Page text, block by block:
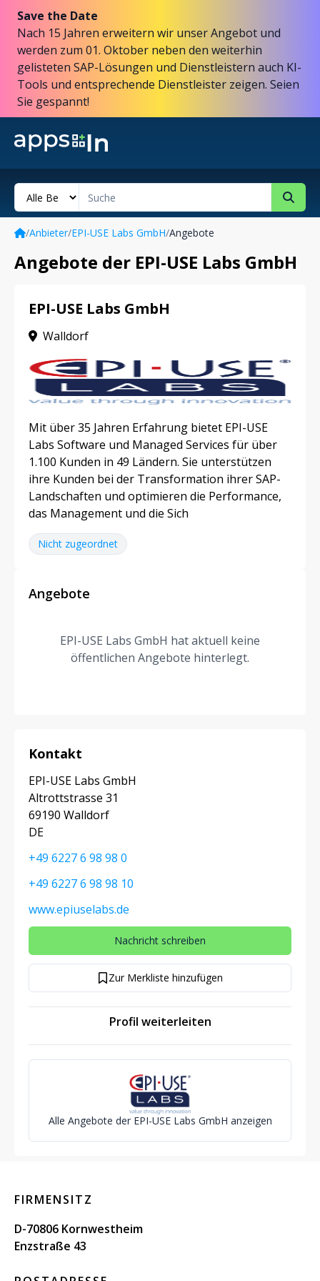
Save the Date
Nach 15 Jahren erweitern wir unser Angebot und
werden zum 01. Oktober neben den weiterhin
gelisteten SAP-Lösungen und Dienstleistern auch KI-
Tools und entsprechende Dienstleister zeigen. Seien
Sie gespannt!
/Anbieter/EPI-USE Labs GmbH/Angebote
Angebote der EPI-USE Labs GmbH
EPI-USE Labs GmbH
Walldorf
Mit über 35 Jahren Erfahrung bietet EPI-USE
Labs Software und Managed Services für über
1.100 Kunden in 49 Ländern. Sie unterstützen
ihre Kunden bei der Transformation ihrer SAP-
Landschaften und optimieren die Performance,
das Management und die Sich
Nicht zugeordnet
Angebote
EPI-USE Labs GmbH hat aktuell keine
öffentlichen Angebote hinterlegt.
Kontakt
EPI-USE Labs GmbH
Altrottstrasse 31
69190 Walldorf
DE
+49 6227 6 98 98 0
+49 6227 6 98 98 10
www.epiuselabs.de
Nachricht schreiben
Zur Merkliste hinzufügen
Profil weiterleiten
Alle Angebote der EPI-USE Labs GmbH anzeigen
FIRMENSITZ
D-70806 Kornwestheim
Enzstraße 43